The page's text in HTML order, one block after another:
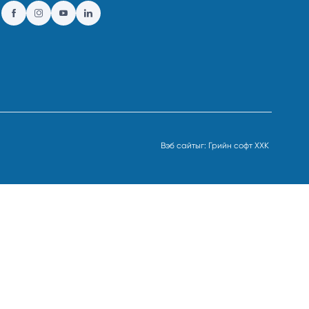
Вэб сайтыг: Грийн софт ХХК